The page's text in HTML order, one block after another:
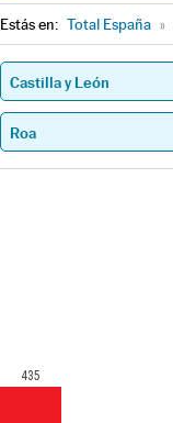
Estás en: Total España »
435